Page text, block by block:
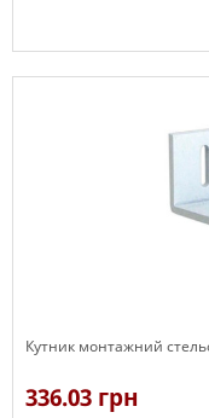
Кутник монтажний
336.03 грн